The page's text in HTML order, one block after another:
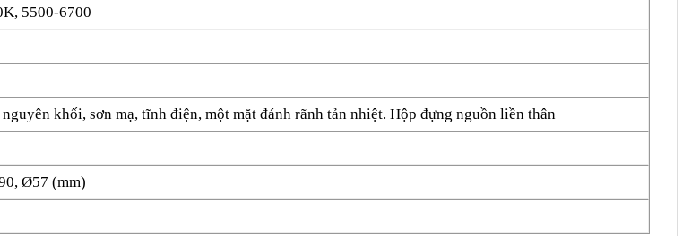
5500-6700
khối, sơn mạ, tĩnh điện, một mặt đánh rãnh tản nhiệt. Hộp đựng nguồn liền thân
Ø57 (mm)